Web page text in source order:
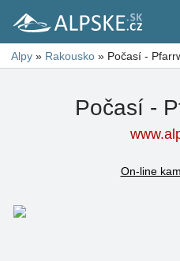
Alpy » Rakousko » Počasí -
Počasí -
On-line